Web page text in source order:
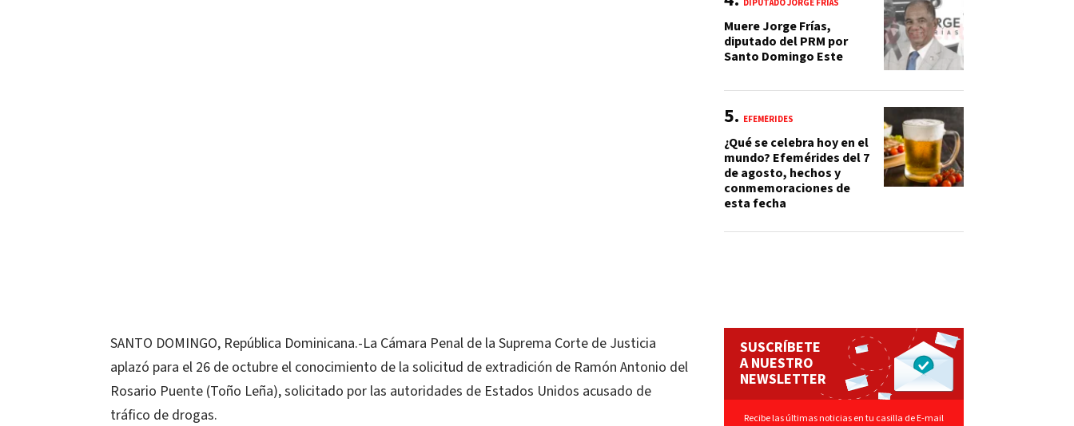
SANTO DOMINGO, República Dominicana.-La Cámara Penal de la Suprema Corte de Justicia
aplazó para el 26 de octubre el conocimiento de la solicitud de extradición de Ramón Antonio del
Rosario Puente (Toño Leña), solicitado por las autoridades de Estados Unidos acusado de
tráfico de drogas.
DIPUTADO JORGE FRÍAS
Muere Jorge Frías,
diputado del PRM por
Santo Domingo Este
EFEMÉRIDES
¿Qué se celebra hoy en el
mundo? Efemérides del 7
de agosto, hechos y
conmemoraciones de
esta fecha
SUSCRÍBETE
A NUESTRO
NEWSLETTER
Recibe las últimas noticias en tu casilla de E-mail